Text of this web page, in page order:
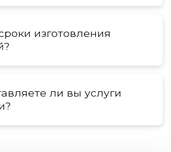
изготовления
ли вы услуги